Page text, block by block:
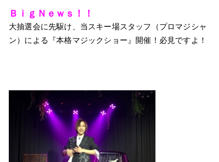
ＢｉｇＮｅｗｓ！！
大抽選会に先駆け、当スキー場スタッフ（プロマジシャ
ン）による『本格マジックショー』開催！必見ですよ！